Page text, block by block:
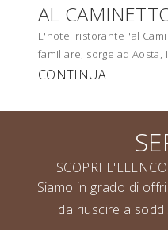
AL
L'hotel ristorante "al
familiare, sorge ad
CONTINUA
SCOPRI
Siamo in grado di
da riuscire a